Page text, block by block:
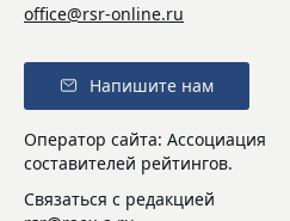
office@rsr-online.ru
Напишите нам
Оператор сайта: Ассоциация
составителей рейтингов.
Связаться с редакцией